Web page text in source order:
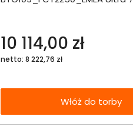
10 114,00 zł
netto: 8 222,76 zł
Włóż do torby